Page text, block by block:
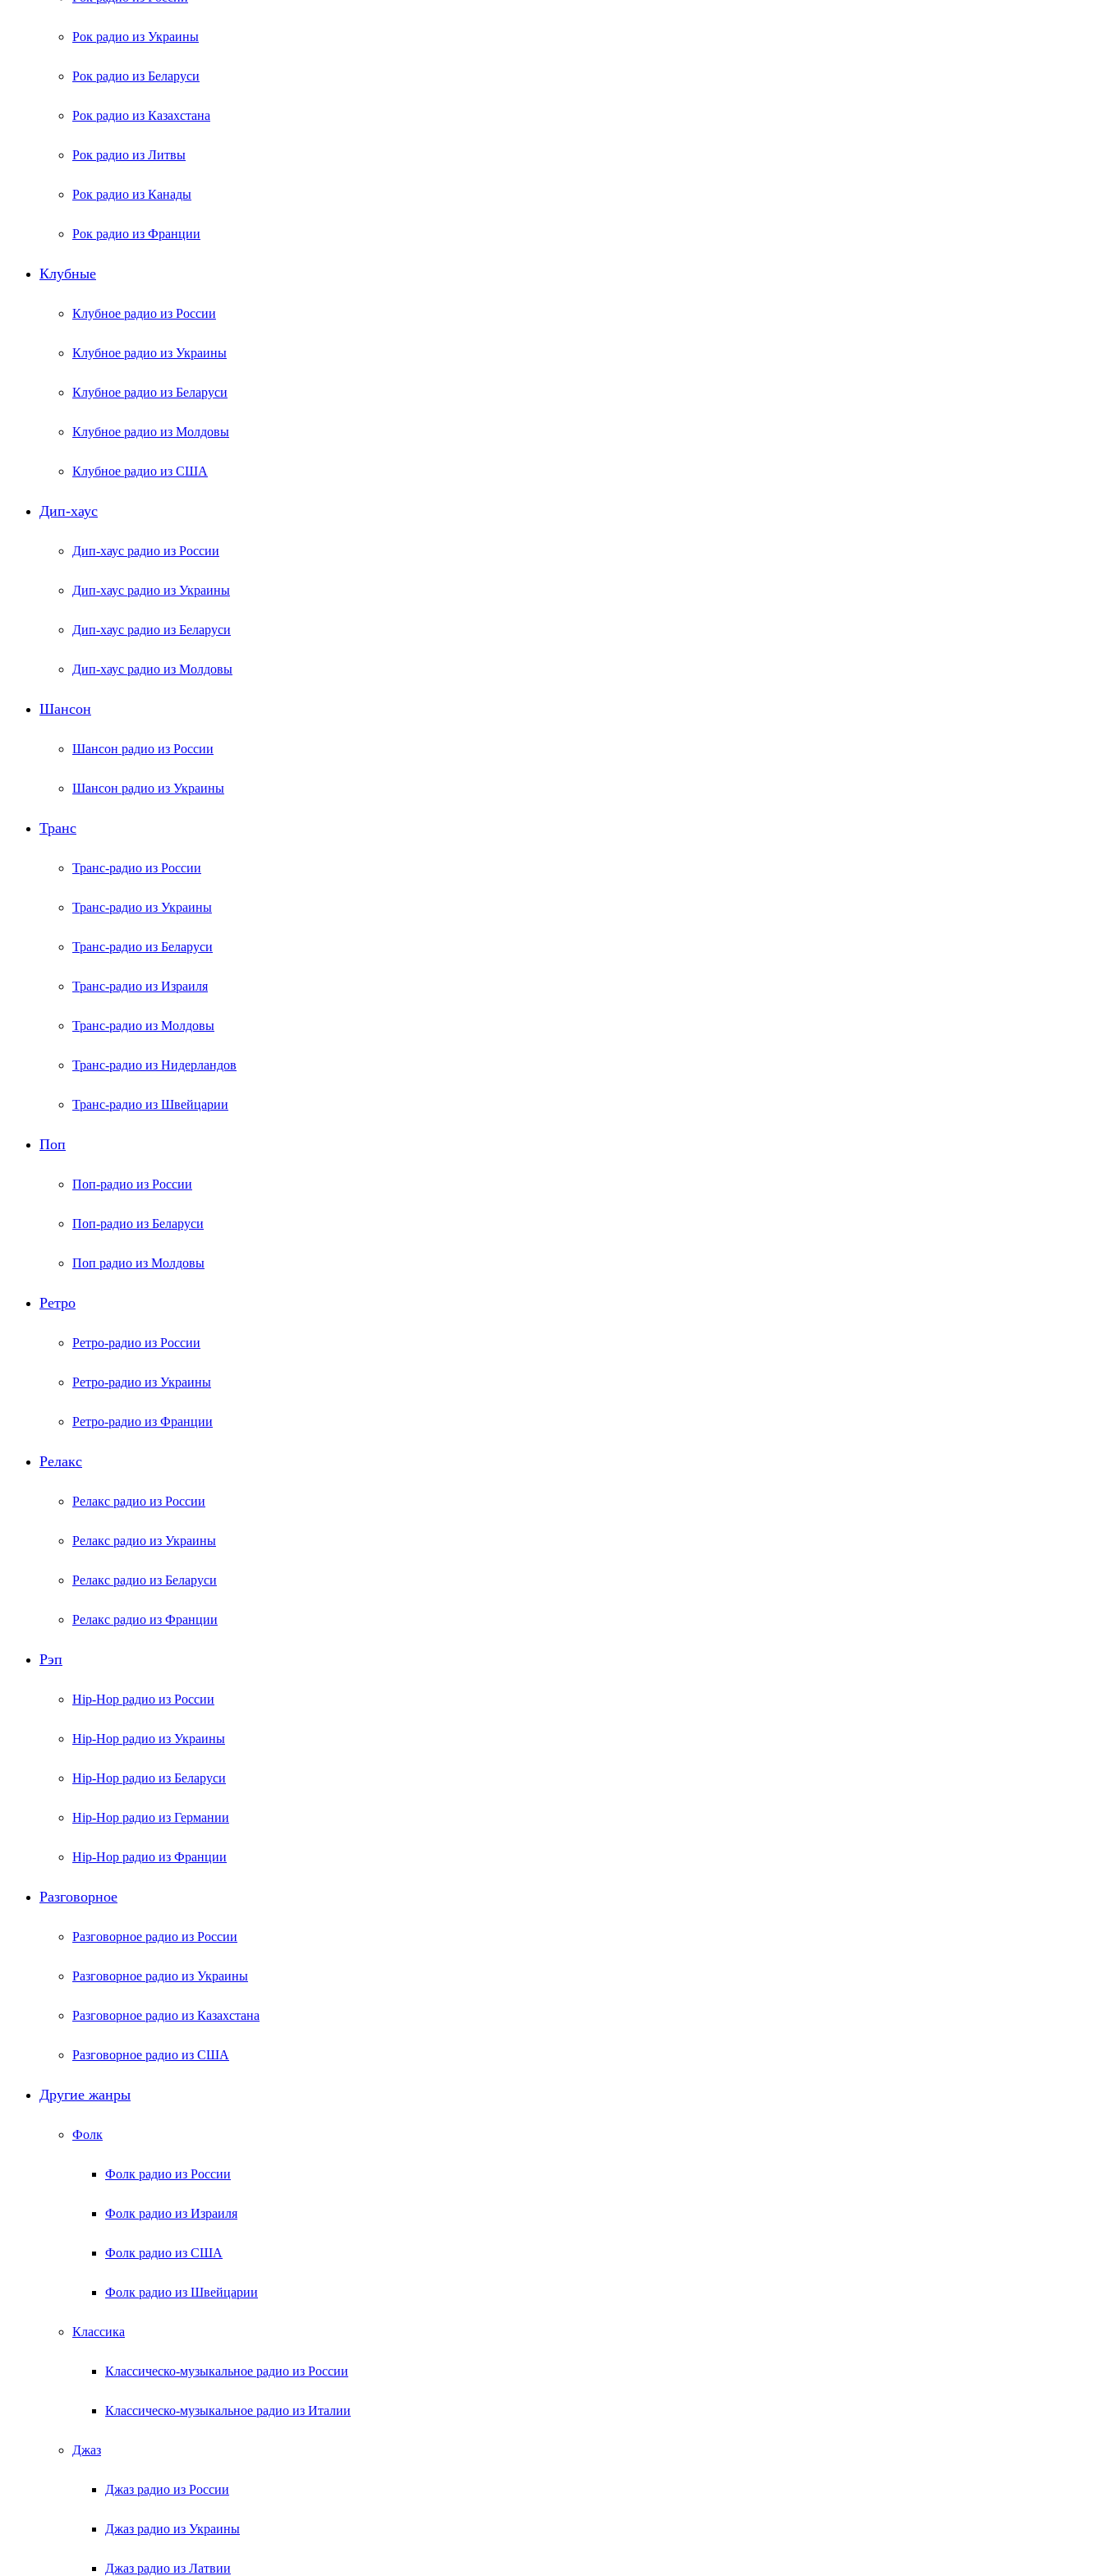
Рок радио из Украины
Рок радио из Беларуси
Рок радио из Казахстана
Рок радио из Литвы
Рок радио из Канады
Рок радио из Франции
Клубные
Клубное радио из России
Клубное радио из Украины
Клубное радио из Беларуси
Клубное радио из Молдовы
Клубное радио из США
Дип-хаус
Дип-хаус радио из России
Дип-хаус радио из Украины
Дип-хаус радио из Беларуси
Дип-хаус радио из Молдовы
Шансон
Шансон радио из России
Шансон радио из Украины
Транс
Транс-радио из России
Транс-радио из Украины
Транс-радио из Беларуси
Транс-радио из Израиля
Транс-радио из Молдовы
Транс-радио из Нидерландов
Транс-радио из Швейцарии
Поп
Поп-радио из России
Поп-радио из Беларуси
Поп радио из Молдовы
Ретро
Ретро-радио из России
Ретро-радио из Украины
Ретро-радио из Франции
Релакс
Релакс радио из России
Релакс радио из Украины
Релакс радио из Беларуси
Релакс радио из Франции
Рэп
Hip-Hop радио из России
Hip-Hop радио из Украины
Hip-Hop радио из Беларуси
Hip-Hop радио из Германии
Hip-Hop радио из Франции
Разговорное
Разговорное радио из России
Разговорное радио из Украины
Разговорное радио из Казахстана
Разговорное радио из США
Другие жанры
Фолк
Фолк радио из России
Фолк радио из Израиля
Фолк радио из США
Фолк радио из Швейцарии
Классика
Классическо-музыкальное радио из России
Классическо-музыкальное радио из Италии
Джаз
Джаз радио из России
Джаз радио из Украины
Джаз радио из Латвии